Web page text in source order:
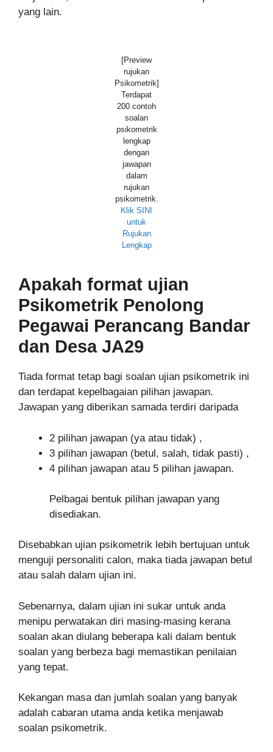
yang lain.
[Preview
rujukan
Psikometrik]
Terdapat
200 contoh
soalan
psikometrik
lengkap
dengan
jawapan
dalam
rujukan
psikometrik.
Klik SINI
untuk
Rujukan
Lengkap
Apakah format ujian
Psikometrik Penolong
Pegawai Perancang Bandar
dan Desa JA29
Tiada format tetap bagi soalan ujian psikometrik ini
dan terdapat kepelbagaian pilihan jawapan.
Jawapan yang diberikan samada terdiri daripada
2 pilihan jawapan (ya atau tidak) ,
3 pilihan jawapan (betul, salah, tidak pasti) ,
4 pilihan jawapan atau 5 pilihan jawapan.
Pelbagai bentuk pilihan jawapan yang
disediakan.
Disebabkan ujian psikometrik lebih bertujuan untuk
menguji personaliti calon, maka tiada jawapan betul
atau salah dalam ujian ini.
Sebenarnya, dalam ujian ini sukar untuk anda
menipu perwatakan diri masing-masing kerana
soalan akan diulang beberapa kali dalam bentuk
soalan yang berbeza bagi memastikan penilaian
yang tepat.
Kekangan masa dan jumlah soalan yang banyak
adalah cabaran utama anda ketika menjawab
soalan psikometrik.